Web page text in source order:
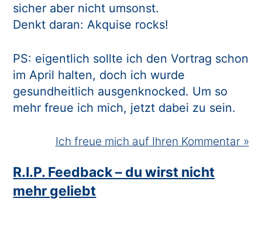
sicher aber nicht umsonst.
Denkt daran: Akquise rocks!
PS: eigentlich sollte ich den Vortrag schon
im April halten, doch ich wurde
gesundheitlich ausgenknocked. Um so
mehr freue ich mich, jetzt dabei zu sein.
Ich freue mich auf Ihren Kommentar »
R.I.P. Feedback – du wirst nicht
mehr geliebt